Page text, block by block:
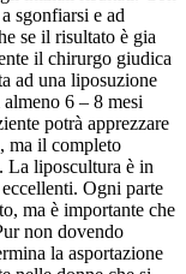
sgonfiarsi e ad
se il risultato è gia
il chirurgo giudica
ad una liposuzione
6 – 8 mesi
potrà apprezzare
ma il completo
La liposcultura è in
Ogni parte
ma è importante che
non dovendo
la asportazione